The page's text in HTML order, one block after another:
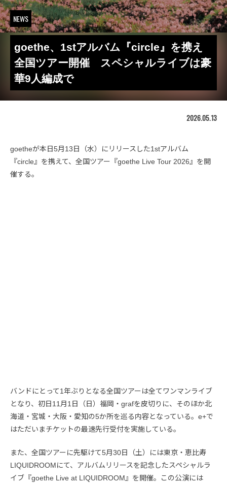
NEWS
goethe、1stアルバム『circle』を携え
全国ツアー開催 スペシャルライブは豪
華9人編成で
2026.05.13
goetheが本日5月13日（水）にリリースした1stアルバム
『circle』を携えて、全国ツアー『goethe Live Tour 2026』を開
催する。
バンドにとって1年ぶりとなる全国ツアーは全てワンマンライブ
となり、初日11月1日（日）福岡・grafを皮切りに、そのほか北
海道・宮城・大阪・愛知の5か所を巡る内容となっている。e+で
はただいまチケットの最速先行受付を実施している。
また、全国ツアーに先駆けて5月30日（土）には東京・恵比寿
LIQUIDROOMにて、アルバムリリースを記念したスペシャルラ
イブ『goethe Live at LIQUIDROOM』を開催。この公演には